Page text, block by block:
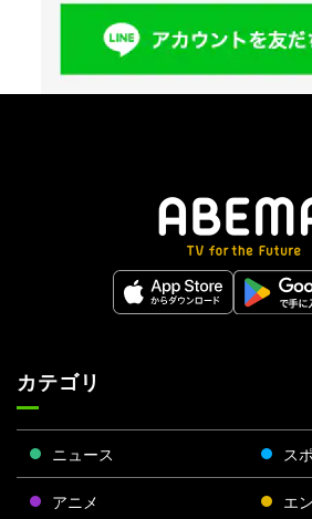
カテゴリ
ニュース ス
アニメ エ